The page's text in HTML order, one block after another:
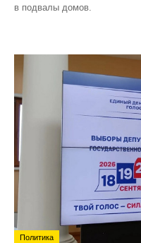
в подвалы домов.
Политика